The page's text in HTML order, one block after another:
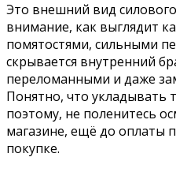
Это внешний вид
внимание, как выглядит
помятостями, сильными
скрывается внутренний
переломанными и даже
Понятно, что укладывать
поэтому, не поленитесь
магазине, ещё до оплаты
покупке.